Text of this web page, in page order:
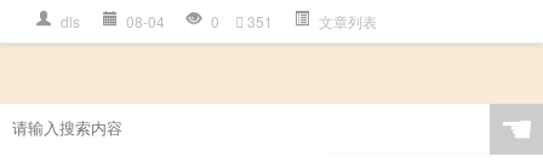
dls 08-04 0 351 文章列表
☚